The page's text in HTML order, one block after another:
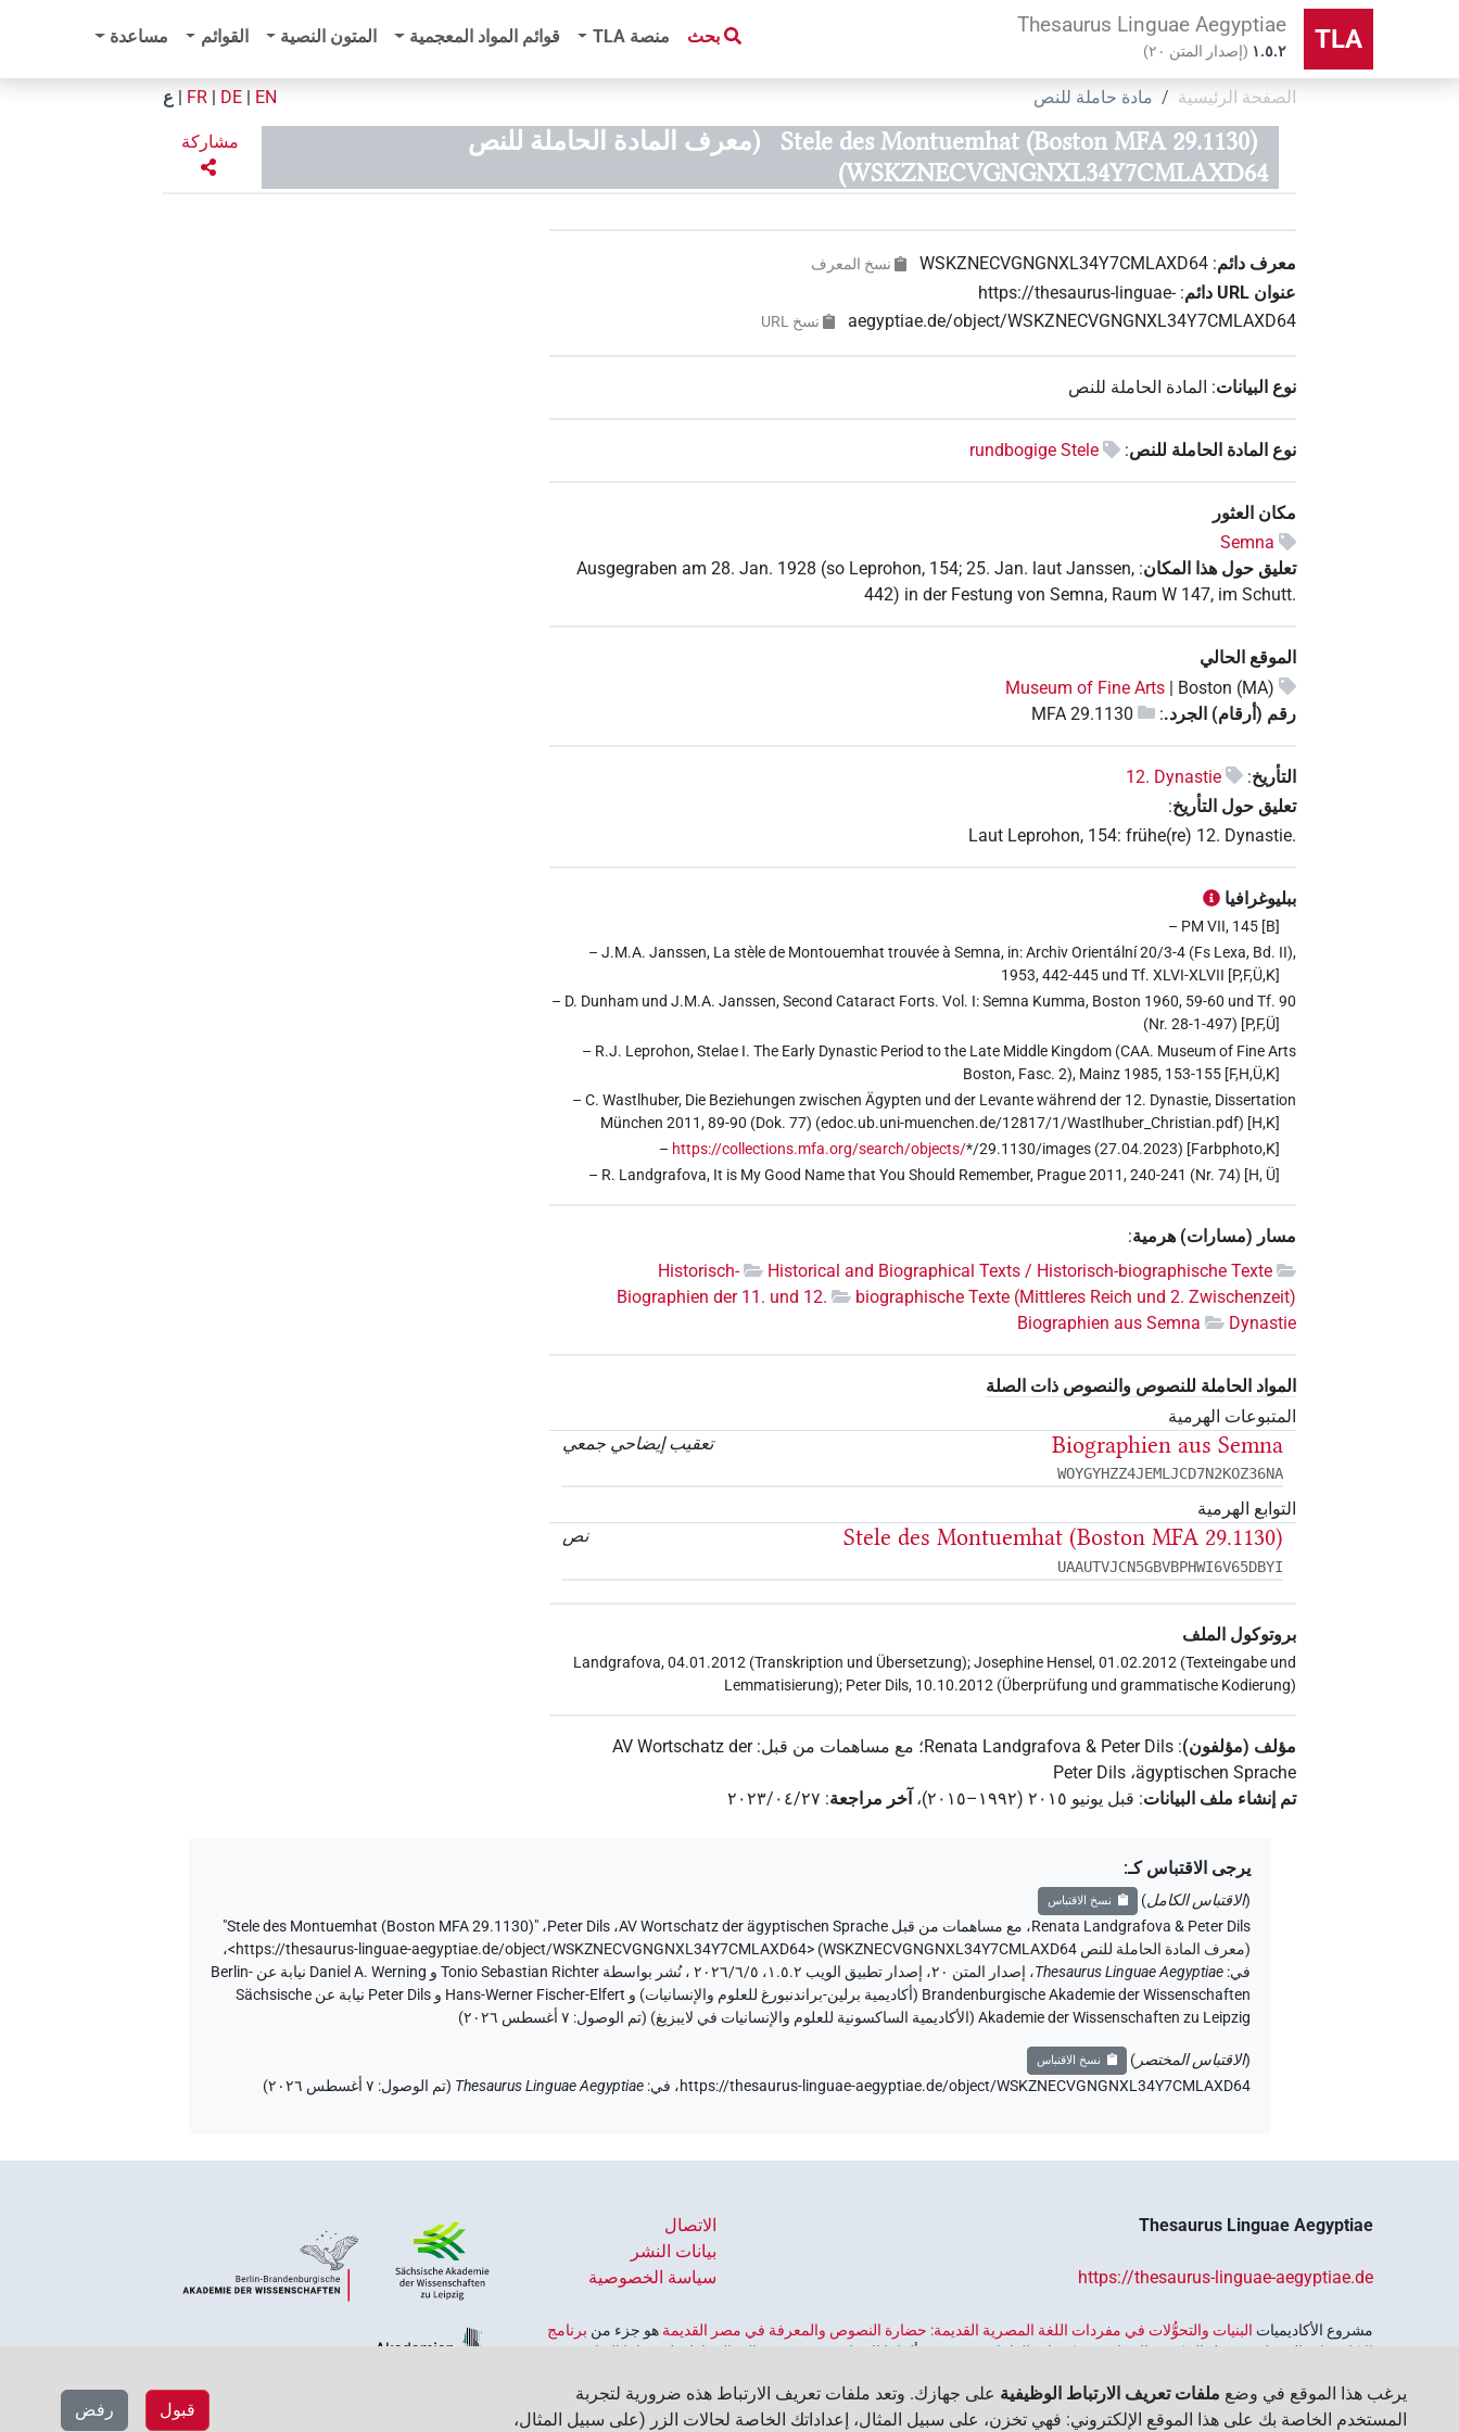
TLA
Thesaurus Linguae Aegyptiae
۱.٥.٢ (إصدار المتن ٢٠)
بحث منصة‏ ‏TLA قوائم المواد المعجمية المتون النصية القوائم مساعدة
الصفحة الرئيسية مادة حاملة للنص EN
DE
FR ع
Stele des Montuemhat (Boston MFA 29.1130)
(معرف المادة الحاملة للنص
WSKZNECVGNGNXL34Y7CMLAXD64)
مشاركة
معرف دائم:
WSKZNECVGNGNXL34Y7CMLAXD64 نسخ المعرف
عنوان‏ ‏URL‏ دائم :
https://thesaurus-linguae-
aegyptiae.de/object/WSKZNECVGNGNXL34Y7CMLAXD64
نسخ‏ ‏URL
نوع البيانات: المادة الحاملة للنص
نوع المادة الحاملة للنص:
rundbogige Stele
مكان العثور
Semna
تعليق حول هذا المكان:
Ausgegraben am 28. Jan. 1928 (so Leprohon, 154; 25. Jan. laut Janssen,
442) in der Festung von Semna, Raum W 147, im Schutt.
الموقع الحالي
Boston (MA) |
Museum of Fine Arts
رقم (أرقام) الجرد.:
MFA 29.1130
التأريخ:
12. Dynastie
تعليق حول التأريخ:
Laut Leprohon, 154: frühe(re) 12. Dynastie.
ببليوغرافيا
– PM VII, 145 [B]
– J.M.A. Janssen, La stèle de Montouemhat trouvée à Semna, in: Archiv Orientální 20/3-4 (Fs Lexa, Bd. II),
1953, 442-445 und Tf. XLVI-XLVII [P,F,Ü,K]
– D. Dunham und J.M.A. Janssen, Second Cataract Forts. Vol. I: Semna Kumma, Boston 1960, 59-60 und Tf. 90
(Nr. 28-1-497) [P,F,Ü]
– R.J. Leprohon, Stelae I. The Early Dynastic Period to the Late Middle Kingdom (CAA. Museum of Fine Arts
Boston, Fasc. 2), Mainz 1985, 153-155 [F,H,Ü,K]
– C. Wastlhuber, Die Beziehungen zwischen Ägypten und der Levante während der 12. Dynastie, Dissertation
München 2011, 89-90 (Dok. 77) (edoc.ub.uni-muenchen.de/12817/1/Wastlhuber_Christian.pdf) [H,K]
– https://collections.mfa.org/search/objects/*/29.1130/images (27.04.2023) [Farbphoto,K]
– R. Landgrafova, It is My Good Name that You Should Remember, Prague 2011, 240-241 (Nr. 74) [H, Ü]
مسار (مسارات) هرمية:
Historical and Biographical Texts / Historisch-biographische Texte
Historisch-
biographische Texte (Mittleres Reich und 2. Zwischenzeit)
Biographien der 11. und 12.
Dynastie
Biographien aus Semna
المواد الحاملة للنصوص والنصوص ذات الصلة
المتبوعات الهرمية
تعقيب إيضاحي جمعي
Biographien aus Semna
WOYGYHZZ4JEMLJCD7N2KOZ36NA
التوابع الهرمية
نص
Stele des Montuemhat (Boston MFA 29.1130)
UAAUTVJCN5GBVBPHWI6V65DBYI
بروتوكول الملف
Landgrafova, 04.01.2012 (Transkription und Übersetzung); Josephine Hensel, 01.02.2012 (Texteingabe und
Lemmatisierung); Peter Dils, 10.10.2012 (Überprüfung und grammatische Kodierung)
مؤلف (مؤلفون):
Renata Landgrafova & Peter Dils؛ مع مساهمات من قبل:
AV Wortschatz der
ägyptischen Sprache،Peter Dils
تم إنشاء ملف البيانات: قبل يونيو ۲۰۱٥ (۱۹۹۲–۲۰۱٥) ،آخر مراجعة: ٢٠٢٣/٠٤/٢٧
يرجى الاقتباس كـ:
(الاقتباس الكامل) نسخ الاقتباس
Renata Landgrafova & Peter Dils، مع مساهمات من قبل AV Wortschatz der ägyptischen Sprache،Peter Dils،
"Stele des Montuemhat (Boston MFA 29.1130)"
(معرف المادة الحاملة للنص WSKZNECVGNGNXL34Y7CMLAXD64 )
<https://thesaurus-linguae-aegyptiae.de/object/WSKZNECVGNGNXL34Y7CMLAXD64>،
في:
Thesaurus Linguae Aegyptiae،
إصدار المتن ٢٠، إصدار تطبيق الويب ۱.٥.٢، ٢٠٢٦/٦/٥ ، نُشر بواسطة Tonio Sebastian Richter و Daniel A. Werning نيابة عن Berlin-
Brandenburgische Akademie der Wissenschaften (أكاديمية برلين-براندنبورغ للعلوم والإنسانيات) و Hans-Werner Fischer-Elfert و Peter Dils نيابة عن Sächsische
Akademie der Wissenschaften zu Leipzig (الأكاديمية الساكسونية للعلوم والإنسانيات في لايبزيغ) (تم الوصول:
٧ أغسطس ٢٠٢٦ )
(الاقتباس المختصر) نسخ الاقتباس
https://thesaurus-linguae-aegyptiae.de/object/WSKZNECVGNGNXL34Y7CMLAXD64، في:
Thesaurus Linguae Aegyptiae
(تم الوصول: ٧ أغسطس ٢٠٢٦ )
Thesaurus Linguae Aegyptiae
https://thesaurus-linguae-aegyptiae.de
الاتصال
بيانات النشر
سياسة الخصوصية
مشروع الأكاديميات ‏ البنيات والتحوُّلات في مفردات اللغة المصرية القديمة: حضارة النصوص والمعرفة في مصر القديمة هو جزء من برنامج
الاكاديميات
الممول من قبل الحكومة الاتحادية وحكومات الولايات بجمهورية ألمانيا الاتحادية، وهو يهدف إلى الحفاظ على تراثنا الثقافي
يرغب هذا الموقع في وضع ملفات تعريف الارتباط الوظيفية على جهازك. وتعد ملفات تعريف الارتباط هذه ضرورية لتجربة
المستخدم الخاصة بك على هذا الموقع الإلكتروني: فهي تخزن، على سبيل المثال، إعداداتك الخاصة لحالات الزر (على سبيل المثال،
رفض قبول